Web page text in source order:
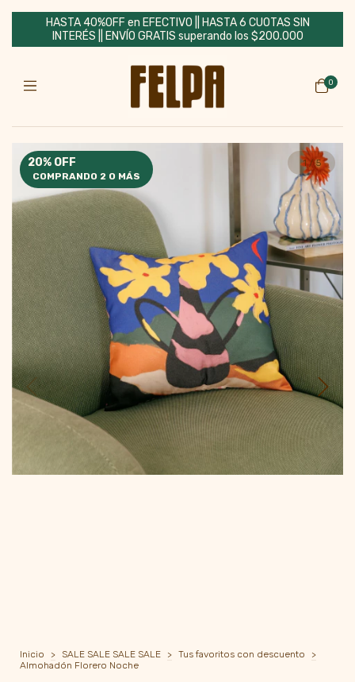
HASTA 40%OFF en EFECTIVO || HASTA 6 CUOTAS SIN
INTERÉS || ENVÍO GRATIS superando los $200.000
0
20% OFF
COMPRANDO 2 O MÁS
1/5
Inicio > SALE SALE SALE SALE > Tus favoritos con descuento
>
Almohadón Florero Noche